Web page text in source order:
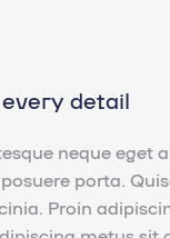
detail
neque eget
porta.
Proin